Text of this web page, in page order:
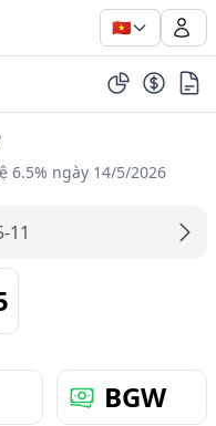
🇻🇳
6.5% ngày 14/5/2026
11
BGW